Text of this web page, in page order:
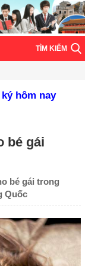
TÌM KIẾM
hôm nay
bé gái
bé gái trong
Quốc